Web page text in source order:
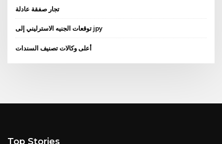
تجار صفقة عادلة
توقعات الجنيه الاسترليني إلى jpy
أعلى وكالات تصنيف السندات
Top Stories